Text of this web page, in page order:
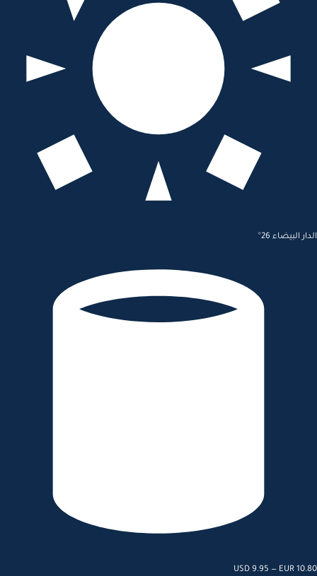
الدار البيضاء 26°
USD 9.95 — EUR 10.80